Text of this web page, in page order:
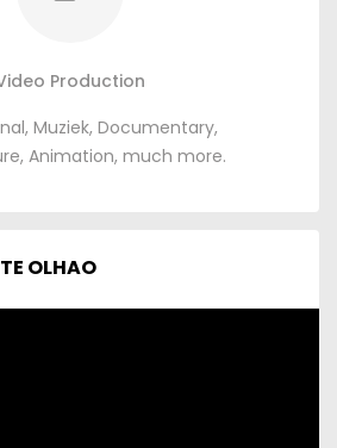
Production
, Muziek, Documentary,
, Animation, much more.
OLHAO